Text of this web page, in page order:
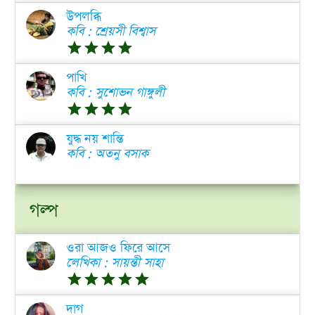
উপলব্ধি
কবি : শ্রেয়সী বিশ্বাস
gradegradegradegrade
পাখি
কবি : সুশোভন গাঙ্গুলী
gradegradegradegrade
যুদ্ধ নয় শান্তি
কবি : অতনু বসাক
গল্প
ওরা আজও ফিরে আসে
লেখিকা : সায়ন্তী সাহা
gradegradegradegradegrade
দাগ